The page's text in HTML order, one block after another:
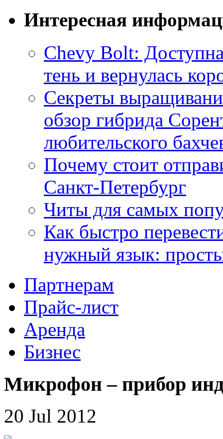
Интересная
Chevy Bolt:
тень и вернулась
Секреты
обзор гибрида
любительского
Почему стоит
Санкт-Петербург
Читы для самых
Как быстро
нужный язык:
Партнерам
Прайс-лист
Аренда
Бизнес
Микрофон – прибор
20 Jul 2012